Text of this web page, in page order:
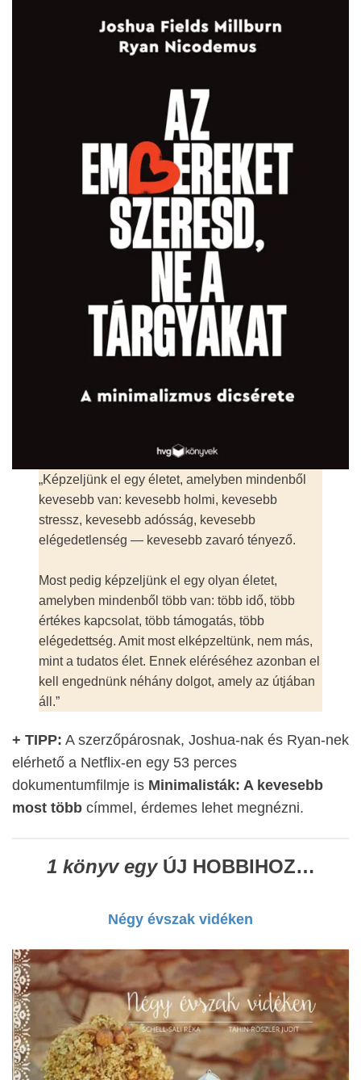
„Képzeljünk ​el egy életet, amelyben mindenből
kevesebb van: kevesebb holmi, kevesebb
stressz, kevesebb adósság, kevesebb
elégedetlenség — kevesebb zavaró tényező.
Most pedig képzeljünk el egy olyan életet,
amelyben mindenből több van: több idő, több
értékes kapcsolat, több támogatás, több
elégedettség. Amit most elképzeltünk, nem más,
mint a tudatos élet. Ennek eléréséhez azonban el
kell engednünk néhány dolgot, amely az útjában
áll.”
+ TIPP: A szerzőpárosnak, Joshua-nak és Ryan-nek
elérhető a Netflix-en egy 53 perces
dokumentumfilmje is Minimalisták: A kevesebb
most több címmel, érdemes lehet megnézni.
1 könyv egy ÚJ HOBBIHOZ…
Négy évszak vidéken